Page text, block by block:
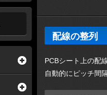
配線の整列
PCBシート上の配
自動的にピッチ間